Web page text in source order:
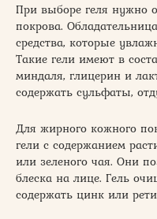
При выборе геля нужно
покрова.
средства, которые
Такие гели имеют в
миндаля, глицерин и
содержать сульфаты,
Для жирного кожного
гели с содержанием
или зеленого чая. Они
блеска на лице. Гель
содержать цинк или